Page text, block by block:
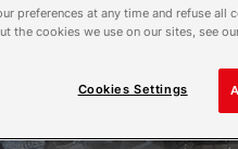
preferences at any time and refuse
the cookies we use on our sites, see
Cookies Settings